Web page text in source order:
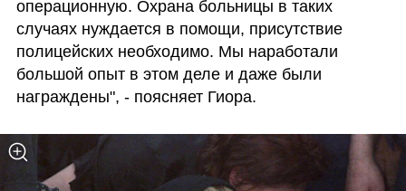
операционную. Охрана больницы в таких
случаях нуждается в помощи, присутствие
полицейских необходимо. Мы наработали
большой опыт в этом деле и даже были
награждены", - поясняет Гиора.